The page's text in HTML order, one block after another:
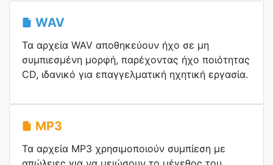
WAV
Τα αρχεία WAV αποθηκεύουν ήχο σε μη
συμπιεσμένη μορφή, παρέχοντας ήχο ποιότητας
CD, ιδανικό για επαγγελματική ηχητική εργασία.
MP3
Τα αρχεία MP3 χρησιμοποιούν συμπίεση με